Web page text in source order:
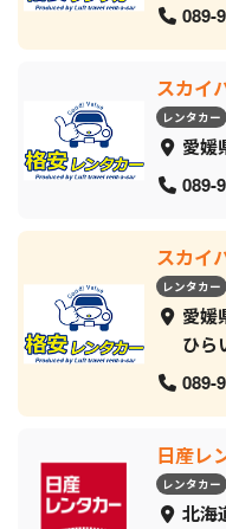
089-
スカイ
レンタカー
愛媛
089-
スカイ
レンタカー
愛媛
ひら
089-
日産レ
レンタカー
北海